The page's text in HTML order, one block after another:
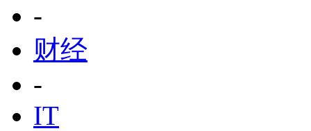
-
财经
-
IT